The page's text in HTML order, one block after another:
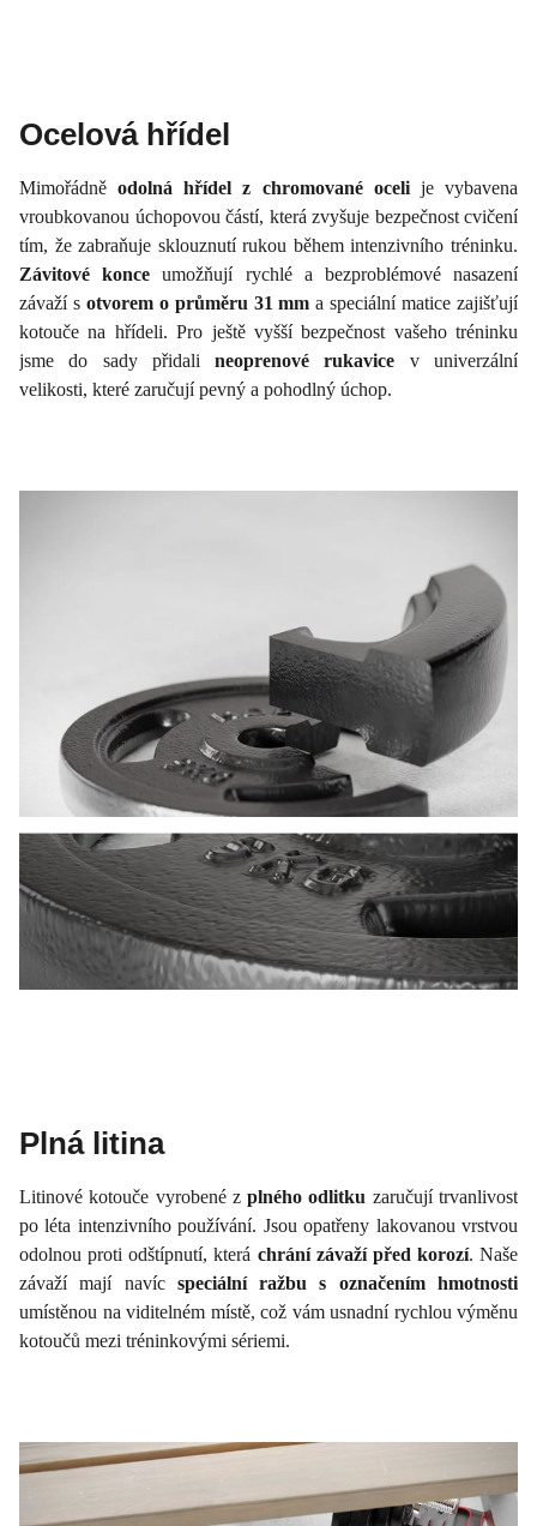
Ocelová hřídel
Mimořádněodolná hřídel z chromované ocelije vybavena
vroubkovanou úchopovou částí, která zvyšuje bezpečnost cvičení
tím, že zabraňuje sklouznutí rukou během intenzivního tréninku.
Závitové konce umožňují rychlé a bezproblémové nasazení
závaží s otvorem o průměru 31 mm a speciální matice zajišťují
kotouče na hřídeli. Pro ještě vyšší bezpečnost vašeho tréninku
jsme do sady přidalineoprenové rukavice v univerzální
velikosti, které zaručují pevný a pohodlný úchop.
Plná litina
Litinové kotouče vyrobené zplného odlitku zaručují trvanlivost
po léta intenzivního používání. Jsou opatřeny lakovanou vrstvou
odolnou proti odštípnutí, která chrání závaží před korozí. Naše
závaží mají navíc speciální ražbu s označením hmotnosti
umístěnou na viditelném místě, což vám usnadní rychlou výměnu
kotoučů mezi tréninkovými sériemi.